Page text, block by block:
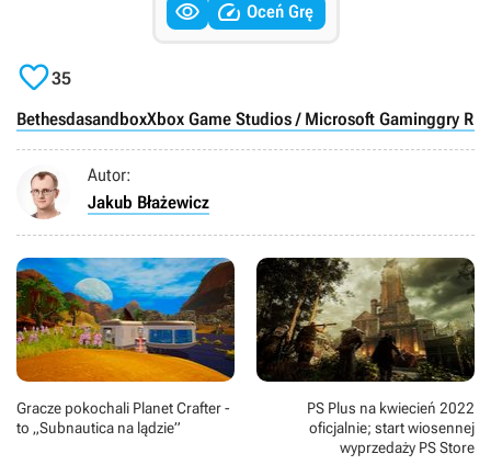
  Oceń Grę
35
BethesdasandboxXbox Game Studios / Microsoft Gaminggry
Autor:
Jakub Błażewicz
Gracze pokochali Planet Crafter -
to „Subnautica na lądzie”
PS Plus na kwiecień 2022
oficjalnie; start wiosennej
wyprzedaży PS Store